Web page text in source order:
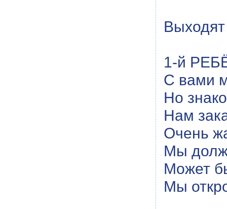
1-й
С вами
Но
Нам
Очень
Мы
Может
Мы